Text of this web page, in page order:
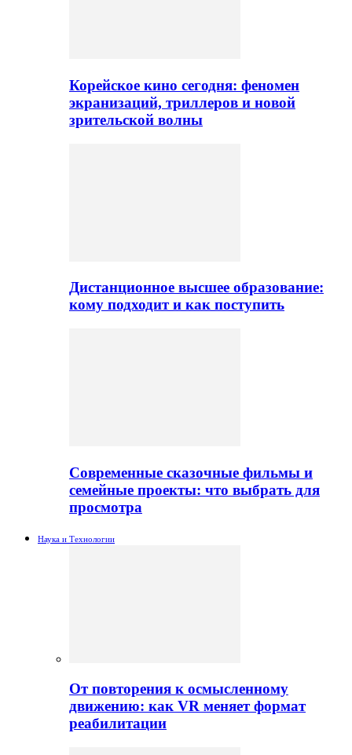
Корейское кино сегодня: феномен
экранизаций, триллеров и новой
зрительской волны
Дистанционное высшее образование:
кому подходит и как поступить
Современные сказочные фильмы и
семейные проекты: что выбрать для
просмотра
Наука и Технологии
От повторения к осмысленному
движению: как VR меняет формат
реабилитации